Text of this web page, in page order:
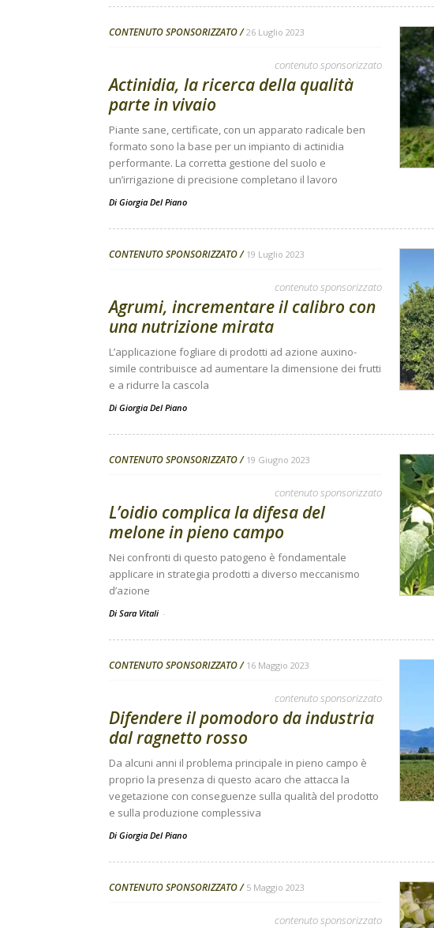
CONTENUTO SPONSORIZZATO 26 Luglio 2023
contenuto sponsorizzato
Actinidia, la ricerca della qualità
parte in vivaio
Piante sane, certificate, con un apparato radicale ben
formato sono la base per un impianto di actinidia
performante. La corretta gestione del suolo e
un’irrigazione di precisione completano il lavoro
Di Giorgia Del Piano
CONTENUTO SPONSORIZZATO 19 Luglio 2023
contenuto sponsorizzato
Agrumi, incrementare il calibro con
una nutrizione mirata
L’applicazione fogliare di prodotti ad azione auxino-
simile contribuisce ad aumentare la dimensione dei frutti
e a ridurre la cascola
Di Giorgia Del Piano
CONTENUTO SPONSORIZZATO 19 Giugno 2023
contenuto sponsorizzato
L’oidio complica la difesa del
melone in pieno campo
Nei confronti di questo patogeno è fondamentale
applicare in strategia prodotti a diverso meccanismo
d’azione
Di Sara Vitali -
CONTENUTO SPONSORIZZATO 16 Maggio 2023
contenuto sponsorizzato
Difendere il pomodoro da industria
dal ragnetto rosso
Da alcuni anni il problema principale in pieno campo è
proprio la presenza di questo acaro che attacca la
vegetazione con conseguenze sulla qualità del prodotto
e sulla produzione complessiva
Di Giorgia Del Piano
CONTENUTO SPONSORIZZATO 5 Maggio 2023
contenuto sponsorizzato